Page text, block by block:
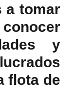
a tomar
y
flota de